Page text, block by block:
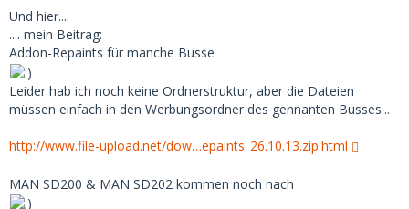
Und hier....
.... mein Beitrag:
Addon-Repaints für manche Busse
Leider hab ich noch keine Ordnerstruktur, aber die Dateien
müssen einfach in den Werbungsordner des gennanten Busses...
http://www.file-upload.net/dow…epaints_26.10.13.zip.html
MAN SD200 & MAN SD202 kommen noch nach